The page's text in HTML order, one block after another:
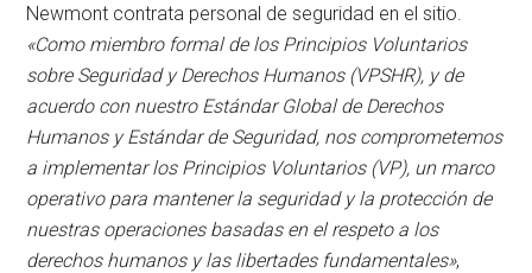
Newmont contrata personal de seguridad en el sitio.
«Como miembro formal de los Principios Voluntarios
sobre Seguridad y Derechos Humanos (VPSHR), y de
acuerdo con nuestro Estándar Global de Derechos
Humanos y Estándar de Seguridad, nos comprometemos
a implementar los Principios Voluntarios (VP), un marco
operativo para mantener la seguridad y la protección de
nuestras operaciones basadas en el respeto a los
derechos humanos y las libertades fundamentales»,